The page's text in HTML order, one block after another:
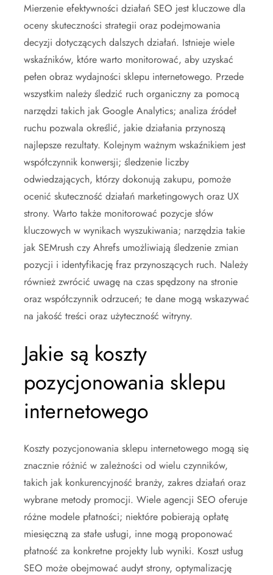
Mierzenie efektywności działań SEO jest kluczowe dla
oceny skuteczności strategii oraz podejmowania
decyzji dotyczących dalszych działań. Istnieje wiele
wskaźników, które warto monitorować, aby uzyskać
pełen obraz wydajności sklepu internetowego. Przede
wszystkim należy śledzić ruch organiczny za pomocą
narzędzi takich jak Google Analytics; analiza źródeł
ruchu pozwala określić, jakie działania przynoszą
najlepsze rezultaty. Kolejnym ważnym wskaźnikiem jest
współczynnik konwersji; śledzenie liczby
odwiedzających, którzy dokonują zakupu, pomoże
ocenić skuteczność działań marketingowych oraz UX
strony. Warto także monitorować pozycje słów
kluczowych w wynikach wyszukiwania; narzędzia takie
jak SEMrush czy Ahrefs umożliwiają śledzenie zmian
pozycji i identyfikację fraz przynoszących ruch. Należy
również zwrócić uwagę na czas spędzony na stronie
oraz współczynnik odrzuceń; te dane mogą wskazywać
na jakość treści oraz użyteczność witryny.
Jakie są koszty
pozycjonowania sklepu
internetowego
Koszty pozycjonowania sklepu internetowego mogą się
znacznie różnić w zależności od wielu czynników,
takich jak konkurencyjność branży, zakres działań oraz
wybrane metody promocji. Wiele agencji SEO oferuje
różne modele płatności; niektóre pobierają opłatę
miesięczną za stałe usługi, inne mogą proponować
płatność za konkretne projekty lub wyniki. Koszt usług
SEO może obejmować audyt strony, optymalizację